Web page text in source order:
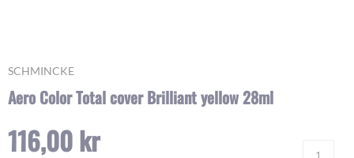
SCHMINCKE
Aero Color Total cover Brilliant yellow 28ml
116,00 kr
Skip
the
of